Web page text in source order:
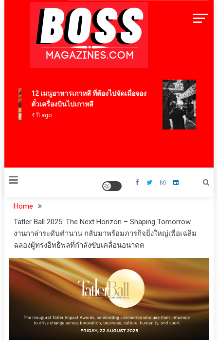
12 เมนูอาหารเกาหลี ที่ต้องไปจัดเมื่อจอง
ตั๋วเครื่องบินไปเกาหลี
4 ปี ago
Home
Tatler Ball 2025: The Next Horizon – Shaping Tomorrow
งานกาล่าระดับตำนาน กลับมาพร้อมภารกิจยิ่งใหญ่เพื่อเฉลิม
ฉลองผู้ทรงอิทธิพลที่กำลังขับเคลื่อนอนาคต